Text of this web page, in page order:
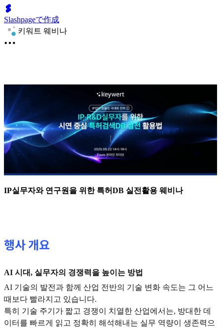
Slashpageで作成
키워트 웨비나
IP실무자와 연구원을 위한 특허DB 실전활용 웨비나
행사 개요
AI 시대, 실무자의 경쟁력을 높이는 방법
AI 기술의 발전과 함께 산업 전반의 기술 변화 속도는 그 어느
때보다 빨라지고 있습니다.
특히 기술 주기가 짧고 경쟁이 치열한 산업에서는, 방대한 데
이터를 빠르게 읽고 정확히 해석해내는 실무 역량이 생존력으